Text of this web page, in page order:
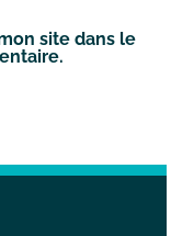
site dans le